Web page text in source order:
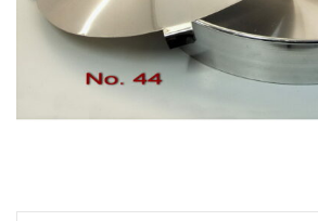
Χάσατε τον κωδικό σας ?